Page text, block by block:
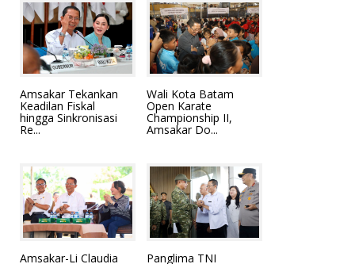
Amsakar Tekankan
Keadilan Fiskal
hingga Sinkronisasi
Re...
Wali Kota Batam
Open Karate
Championship II,
Amsakar Do...
Amsakar-Li Claudia Panglima TNI